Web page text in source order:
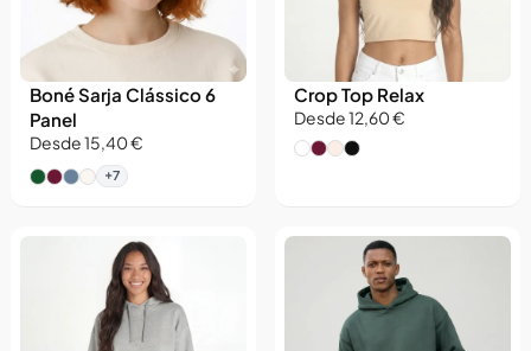
Boné Sarja Clássico 6
Panel
Desde 15,40 €
+7
Crop Top Relax
Desde 12,60 €